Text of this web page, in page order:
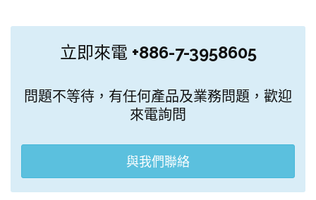
立即來電 +886-7-3958605
問題不等待，有任何產品及業務問題，歡迎
來電詢問
與我們聯絡